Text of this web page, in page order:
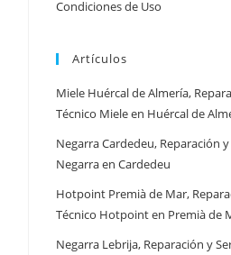
y
en
Condiciones de Uso
Artículos
Miele Huércal de Almería,
Técnico Miele en Huércal de
Negarra Cardedeu, Reparación
Negarra en Cardedeu
Hotpoint Premià de Mar,
Técnico Hotpoint en Premià de
Negarra Lebrija, Reparación y